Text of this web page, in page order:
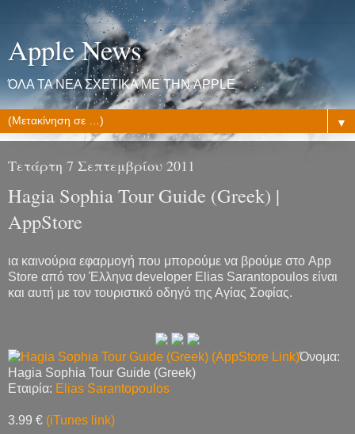
Apple News
ΌΛΑ ΤΑ ΝΕΑ ΣΧΕΤΙΚΑ ΜΕ ΤΗΝ APPLE
▼
Τετάρτη 7 Σεπτεμβρίου 2011
Hagia Sophia Tour Guide (Greek) |
AppStore
ια καινούρια εφαρμογή που μπορούμε να βρούμε στο App
Store από τον Έλληνα developer Elias Sarantopoulos είναι
και αυτή με τον τουριστικό οδηγό της Αγίας Σοφίας.
Όνομα:
Hagia Sophia Tour Guide (Greek)
Εταιρία: Elias Sarantopoulos
3.99 € (iTunes link)